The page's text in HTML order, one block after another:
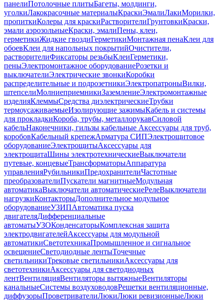
панелиПотолочные плитыБагеты, молдинги,
уголкиЛакокрасочные материалыКраскиЭмалиЛакиМорилки,
пропиткиКолеры для краскиРастворителиГрунтовкиКраски,
эмали аэрозольныеКраски, эмалиПены, клеи,
герметикиЖидкие гвоздиГерметикиМонтажная пенаКлеи для
обоевКлеи для напольных покрытийОчистители,
растворителиФиксаторы резьбыКлеиГерметики,
пеныЭлектромонтажное оборудованиеРозетки и
выключателиЭлектрические звонкиКоробки
распределительные и подрозетникиЭлектропатроныВилки,
штепселиМолниеприемникиЗаземлениеЭлектромонтажные
изделияКлеммыСредства диэлектрическиеТрубки
термоусаживаемыеИзолирующие зажимыКабель и системы
для прокладкиКороба, трубы, металлорукавСиловой
кабельНаконечники, гильзы кабельные Аксессуары для труб,
коробовКабельный крепежАрматура СИПЭлектрощитовое
оборудованиеЭлектрощитыАксессуары для
электрощитаШины электротехническиеВыключатели
путевые, концевыеТрансформаторыАппаратура
управленияРубильникиПредохранителиЧастотные
преобразователиПускатели магнитныеМодульная
автоматикаВыключатели автоматическиеРелеВыключатели
нагрузкиКонтакторыДополнительное модульное
оборудованиеУЗИПАвтоматика пуска
двигателяДифференциальные
автоматыУЗОКонденсаторыКомплексная защита
электродвигателейАксессуары для модульной
автоматикиСветотехникаПромышленное и сигнальное
освещениеСветодиодные лентыТочечные
светильникиТрековые светильникиАксессуары для
светотехникиАксессуары для светодиодных
лентВентиляцияВентиляторы вытяжныеВентиляторы
канальныеСистемы воздуховодовРешетки вентиляционные,
диффузорыПроветривателиЛюкиЛюки ревизионныеЛюки